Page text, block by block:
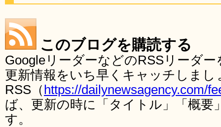
このブログを購読する
GoogleリーダーなどのRSSリーダ
更新情報をいち早くキャッチしま
RSS（ https://dailynewsagency.com/
ば、更新の時に「タイトル」「概要
す。